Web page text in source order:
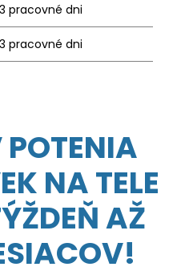
pracovné dni
pracovné dni
NA TELE
AŽ